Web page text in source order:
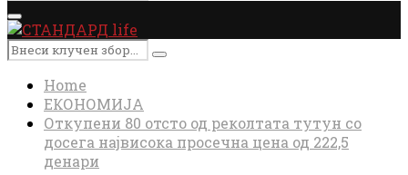
for:
Primary
Menu
Search
for:
Search
Home
ЕКОНОМИЈА
Откупени 80 отсто од реколтата тутун со
досега највисока просечна цена од 222,5
денари